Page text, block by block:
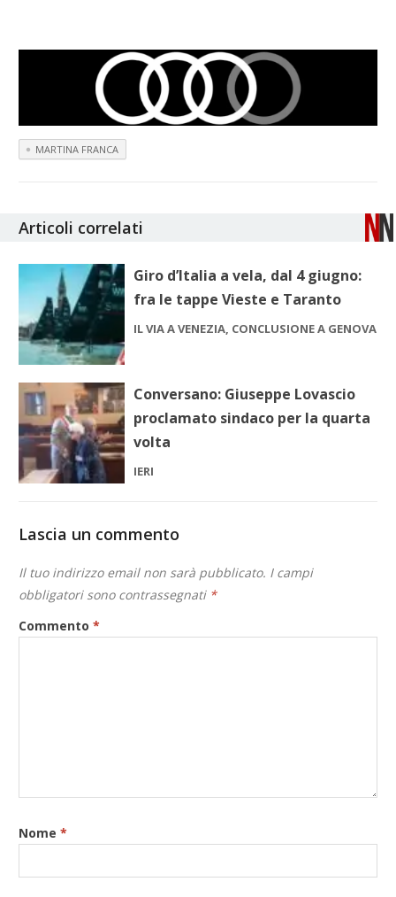
MARTINA FRANCA
Articoli correlati
Giro d’Italia a vela, dal 4 giugno:
fra le tappe Vieste e Taranto
IL VIA A VENEZIA, CONCLUSIONE A GENOVA
Conversano: Giuseppe Lovascio
proclamato sindaco per la quarta
volta
IERI
Lascia un commento
Il tuo indirizzo email non sarà pubblicato. I campi
obbligatori sono contrassegnati *
Commento*
Nome*